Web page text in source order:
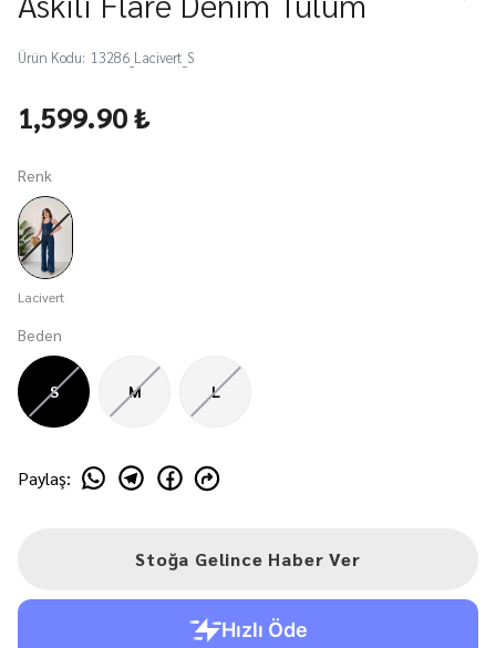
Ürün Kodu: 13286_Lacivert_S
1,599.90 ₺
Renk
Lacivert
Beden
S M L
Paylaş:
Stoğa Gelince Haber Ver